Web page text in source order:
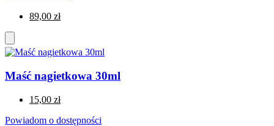
89,00 zł
Maść nagietkowa 30ml
15,00 zł
Powiadom o dostępności